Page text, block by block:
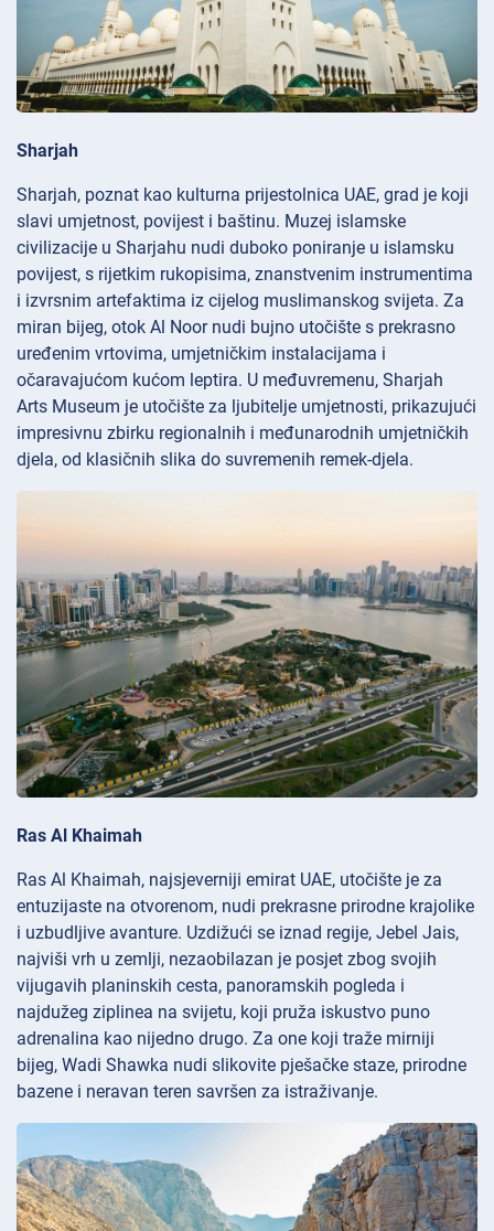
Sharjah
Sharjah, poznat kao kulturna prijestolnica UAE, grad je koji
slavi umjetnost, povijest i baštinu. Muzej islamske
civilizacije u Sharjahu nudi duboko poniranje u islamsku
povijest, s rijetkim rukopisima, znanstvenim instrumentima
i izvrsnim artefaktima iz cijelog muslimanskog svijeta. Za
miran bijeg, otok Al Noor nudi bujno utočište s prekrasno
uređenim vrtovima, umjetničkim instalacijama i
očaravajućom kućom leptira. U međuvremenu, Sharjah
Arts Museum je utočište za ljubitelje umjetnosti, prikazujući
impresivnu zbirku regionalnih i međunarodnih umjetničkih
djela, od klasičnih slika do suvremenih remek-djela.
Ras Al Khaimah
Ras Al Khaimah, najsjeverniji emirat UAE, utočište je za
entuzijaste na otvorenom, nudi prekrasne prirodne krajolike
i uzbudljive avanture. Uzdižući se iznad regije, Jebel Jais,
najviši vrh u zemlji, nezaobilazan je posjet zbog svojih
vijugavih planinskih cesta, panoramskih pogleda i
najdužeg ziplinea na svijetu, koji pruža iskustvo puno
adrenalina kao nijedno drugo. Za one koji traže mirniji
bijeg, Wadi Shawka nudi slikovite pješačke staze, prirodne
bazene i neravan teren savršen za istraživanje.